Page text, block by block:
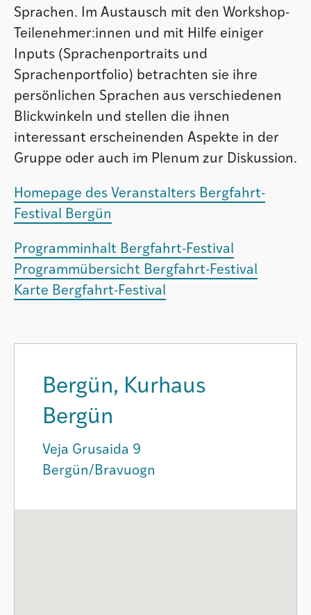
Sprachen. Im Austausch mit den Workshop-
Teilenehmer:innen und mit Hilfe einiger
Inputs (Sprachenportraits und
Sprachenportfolio) betrachten sie ihre
persönlichen Sprachen aus verschiedenen
Blickwinkeln und stellen die ihnen
interessant erscheinenden Aspekte in der
Gruppe oder auch im Plenum zur Diskussion.
Homepage des Veranstalters Bergfahrt-
Festival Bergün
Programminhalt Bergfahrt-Festival
Programmübersicht Bergfahrt-Festival
Karte Bergfahrt-Festival
Bergün, Kurhaus
Bergün
Veja Grusaida 9
Bergün/Bravuogn